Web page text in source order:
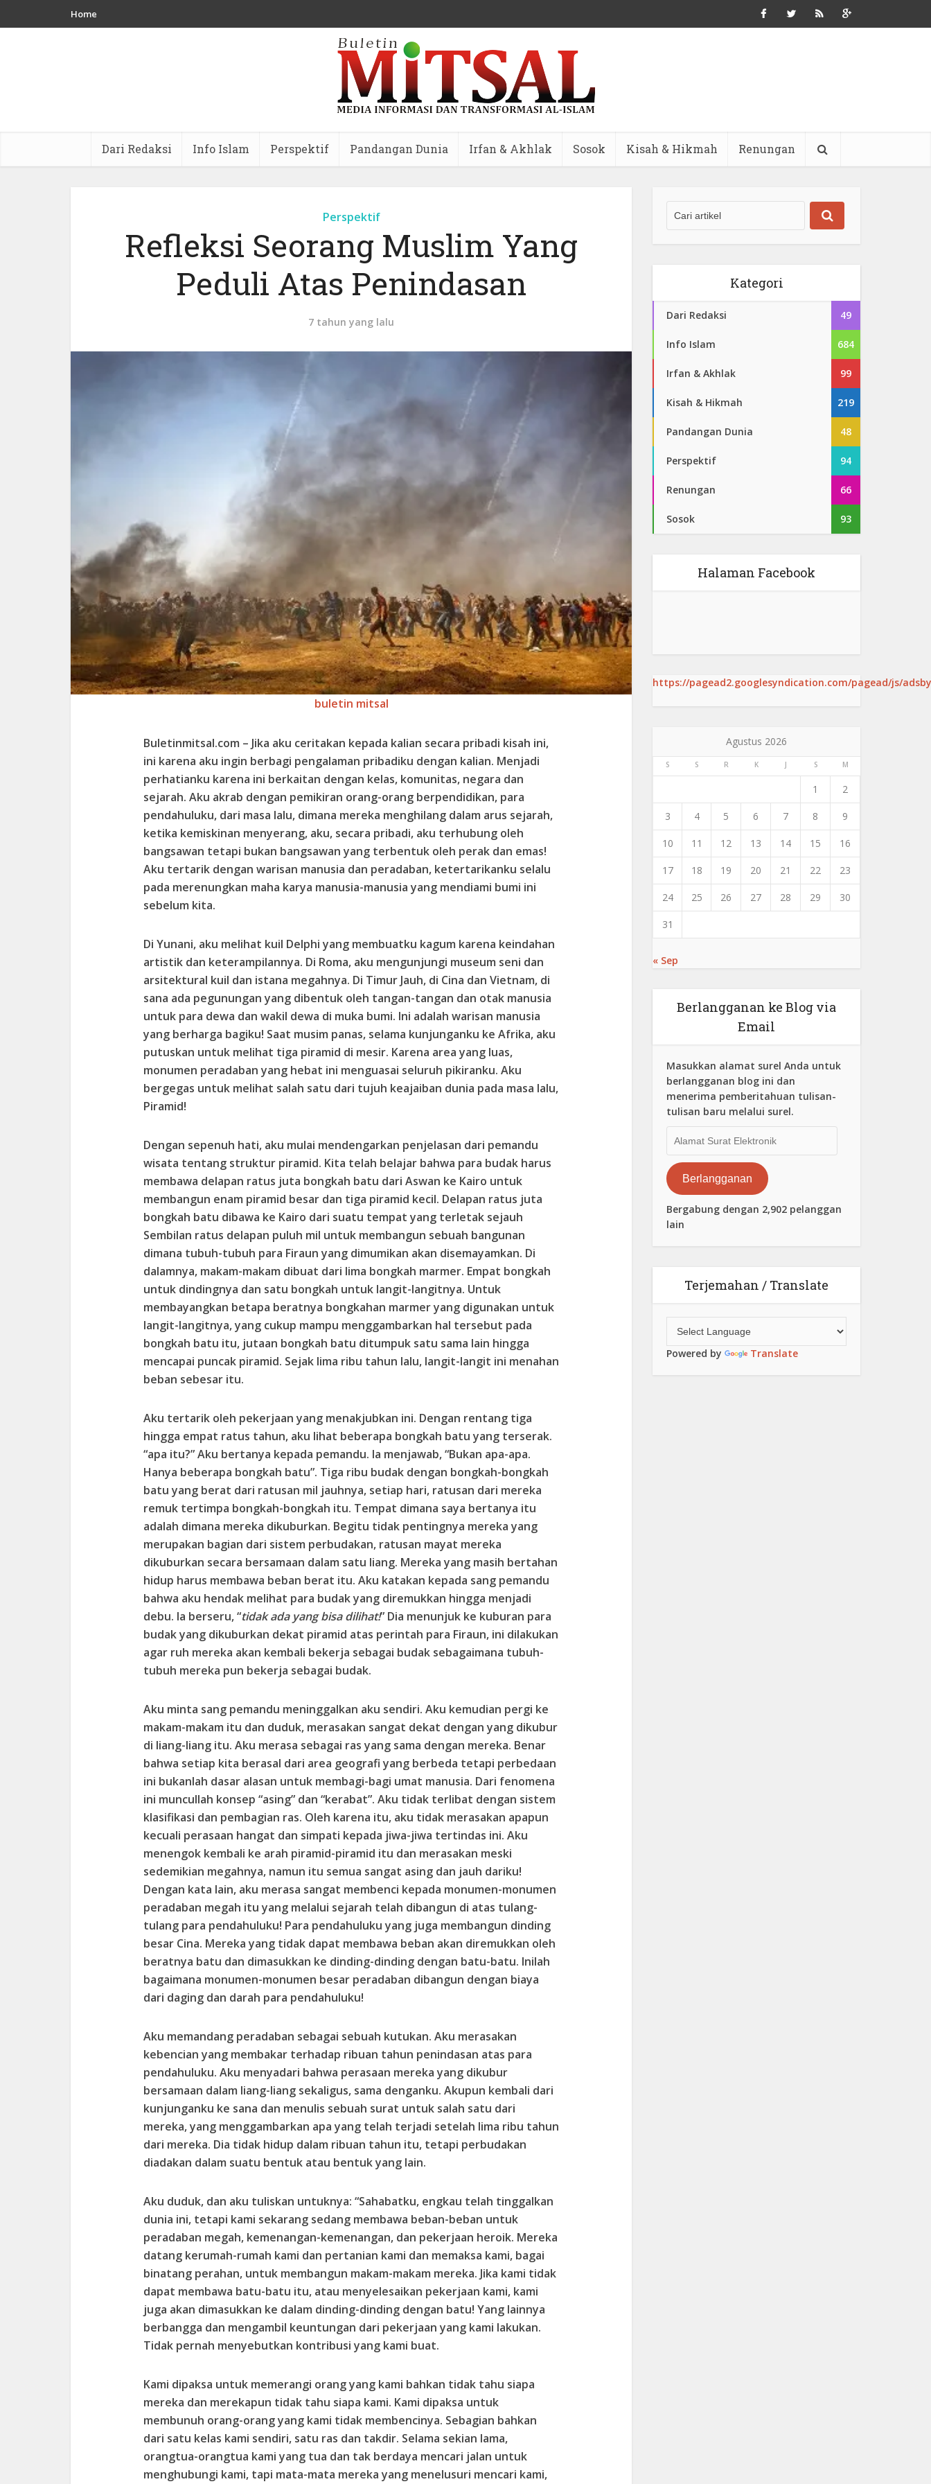
Home
Dari Redaksi Info Islam Perspektif Pandangan Dunia Irfan & Akhlak Sosok Kisah & Hikmah Renungan
Perspektif
Refleksi Seorang Muslim Yang
Peduli Atas Penindasan
7 tahun yang lalu
buletin mitsal
Buletinmitsal.com – Jika aku ceritakan kepada kalian secara pribadi kisah ini,
ini karena aku ingin berbagi pengalaman pribadiku dengan kalian. Menjadi
perhatianku karena ini berkaitan dengan kelas, komunitas, negara dan
sejarah. Aku akrab dengan pemikiran orang-orang berpendidikan, para
pendahuluku, dari masa lalu, dimana mereka menghilang dalam arus sejarah,
ketika kemiskinan menyerang, aku, secara pribadi, aku terhubung oleh
bangsawan tetapi bukan bangsawan yang terbentuk oleh perak dan emas!
Aku tertarik dengan warisan manusia dan peradaban, ketertarikanku selalu
pada merenungkan maha karya manusia-manusia yang mendiami bumi ini
sebelum kita.
Di Yunani, aku melihat kuil Delphi yang membuatku kagum karena keindahan
artistik dan keterampilannya. Di Roma, aku mengunjungi museum seni dan
arsitektural kuil dan istana megahnya. Di Timur Jauh, di Cina dan Vietnam, di
sana ada pegunungan yang dibentuk oleh tangan-tangan dan otak manusia
untuk para dewa dan wakil dewa di muka bumi. Ini adalah warisan manusia
yang berharga bagiku! Saat musim panas, selama kunjunganku ke Afrika, aku
putuskan untuk melihat tiga piramid di mesir. Karena area yang luas,
monumen peradaban yang hebat ini menguasai seluruh pikiranku. Aku
bergegas untuk melihat salah satu dari tujuh keajaiban dunia pada masa lalu,
Piramid!
Dengan sepenuh hati, aku mulai mendengarkan penjelasan dari pemandu
wisata tentang struktur piramid. Kita telah belajar bahwa para budak harus
membawa delapan ratus juta bongkah batu dari Aswan ke Kairo untuk
membangun enam piramid besar dan tiga piramid kecil. Delapan ratus juta
bongkah batu dibawa ke Kairo dari suatu tempat yang terletak sejauh
Sembilan ratus delapan puluh mil untuk membangun sebuah bangunan
dimana tubuh-tubuh para Firaun yang dimumikan akan disemayamkan. Di
dalamnya, makam-makam dibuat dari lima bongkah marmer. Empat bongkah
untuk dindingnya dan satu bongkah untuk langit-langitnya. Untuk
membayangkan betapa beratnya bongkahan marmer yang digunakan untuk
langit-langitnya, yang cukup mampu menggambarkan hal tersebut pada
bongkah batu itu, jutaan bongkah batu ditumpuk satu sama lain hingga
mencapai puncak piramid. Sejak lima ribu tahun lalu, langit-langit ini menahan
beban sebesar itu.
Aku tertarik oleh pekerjaan yang menakjubkan ini. Dengan rentang tiga
hingga empat ratus tahun, aku lihat beberapa bongkah batu yang terserak.
“apa itu?” Aku bertanya kepada pemandu. Ia menjawab, “Bukan apa-apa.
Hanya beberapa bongkah batu”. Tiga ribu budak dengan bongkah-bongkah
batu yang berat dari ratusan mil jauhnya, setiap hari, ratusan dari mereka
remuk tertimpa bongkah-bongkah itu. Tempat dimana saya bertanya itu
adalah dimana mereka dikuburkan. Begitu tidak pentingnya mereka yang
merupakan bagian dari sistem perbudakan, ratusan mayat mereka
dikuburkan secara bersamaan dalam satu liang. Mereka yang masih bertahan
hidup harus membawa beban berat itu. Aku katakan kepada sang pemandu
bahwa aku hendak melihat para budak yang diremukkan hingga menjadi
debu. Ia berseru, “tidak ada yang bisa dilihat!” Dia menunjuk ke kuburan para
budak yang dikuburkan dekat piramid atas perintah para Firaun, ini dilakukan
agar ruh mereka akan kembali bekerja sebagai budak sebagaimana tubuh-
tubuh mereka pun bekerja sebagai budak.
Aku minta sang pemandu meninggalkan aku sendiri. Aku kemudian pergi ke
makam-makam itu dan duduk, merasakan sangat dekat dengan yang dikubur
di liang-liang itu. Aku merasa sebagai ras yang sama dengan mereka. Benar
bahwa setiap kita berasal dari area geografi yang berbeda tetapi perbedaan
ini bukanlah dasar alasan untuk membagi-bagi umat manusia. Dari fenomena
ini muncullah konsep “asing” dan “kerabat”. Aku tidak terlibat dengan sistem
klasifikasi dan pembagian ras. Oleh karena itu, aku tidak merasakan apapun
kecuali perasaan hangat dan simpati kepada jiwa-jiwa tertindas ini. Aku
menengok kembali ke arah piramid-piramid itu dan merasakan meski
sedemikian megahnya, namun itu semua sangat asing dan jauh dariku!
Dengan kata lain, aku merasa sangat membenci kepada monumen-monumen
peradaban megah itu yang melalui sejarah telah dibangun di atas tulang-
tulang para pendahuluku! Para pendahuluku yang juga membangun dinding
besar Cina. Mereka yang tidak dapat membawa beban akan diremukkan oleh
beratnya batu dan dimasukkan ke dinding-dinding dengan batu-batu. Inilah
bagaimana monumen-monumen besar peradaban dibangun dengan biaya
dari daging dan darah para pendahuluku!
Aku memandang peradaban sebagai sebuah kutukan. Aku merasakan
kebencian yang membakar terhadap ribuan tahun penindasan atas para
pendahuluku. Aku menyadari bahwa perasaan mereka yang dikubur
bersamaan dalam liang-liang sekaligus, sama denganku. Akupun kembali dari
kunjunganku ke sana dan menulis sebuah surat untuk salah satu dari
mereka, yang menggambarkan apa yang telah terjadi setelah lima ribu tahun
dari mereka. Dia tidak hidup dalam ribuan tahun itu, tetapi perbudakan
diadakan dalam suatu bentuk atau bentuk yang lain.
Aku duduk, dan aku tuliskan untuknya: “Sahabatku, engkau telah tinggalkan
dunia ini, tetapi kami sekarang sedang membawa beban-beban untuk
peradaban megah, kemenangan-kemenangan, dan pekerjaan heroik. Mereka
datang kerumah-rumah kami dan pertanian kami dan memaksa kami, bagai
binatang perahan, untuk membangun makam-makam mereka. Jika kami tidak
dapat membawa batu-batu itu, atau menyelesaikan pekerjaan kami, kami
juga akan dimasukkan ke dalam dinding-dinding dengan batu! Yang lainnya
berbangga dan mengambil keuntungan dari pekerjaan yang kami lakukan.
Tidak pernah menyebutkan kontribusi yang kami buat.
Kami dipaksa untuk memerangi orang yang kami bahkan tidak tahu siapa
mereka dan merekapun tidak tahu siapa kami. Kami dipaksa untuk
membunuh orang-orang yang kami tidak membencinya. Sebagian bahkan
dari satu kelas kami sendiri, satu ras dan takdir. Selama sekian lama,
orangtua-orangtua kami yang tua dan tak berdaya mencari jalan untuk
menghubungi kami, tapi mata-mata mereka yang menelusuri mencari kami,
Kategori
Dari Redaksi 49
Info Islam 684
Irfan & Akhlak 99
Kisah & Hikmah 219
Pandangan Dunia 48
Perspektif 94
Renungan 66
Sosok 93
Halaman Facebook
https://pagead2.googlesyndication.com/pagead/js/
Agustus 2026
S S R K J S M
1 2
3 4 5 6 7 8 9
10 11 12 13 14 15 16
17 18 19 20 21 22 23
24 25 26 27 28 29 30
31
« Sep
Berlangganan ke Blog via
Email
Masukkan alamat surel Anda untuk
berlangganan blog ini dan
menerima pemberitahuan tulisan-
tulisan baru melalui surel.
Surat
Elektronik
Berlangganan
Bergabung dengan 2,902 pelanggan
lain
Terjemahan / Translate
Powered by Translate